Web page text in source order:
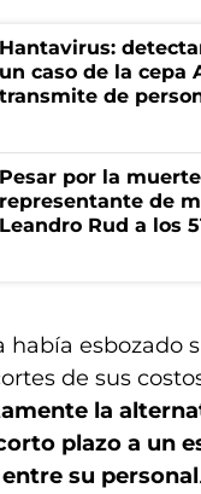
Hantavirus:
un caso de la cepa
transmite de
Pesar por la
representante de
Leandro Rud a los
había esbozado
de sus
la
plazo a un
su personal